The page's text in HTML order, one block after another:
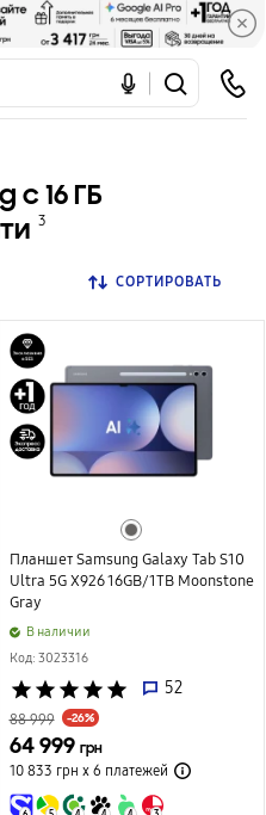
с 16 ГБ
3
СОРТИРОВАТЬ
Планшет Samsung Galaxy Tab S10
Ultra 5G X926 16GB/1TB Moonstone
Gray
B наличии
Код: 3023316
star star star star star 52
88 999 -26%
64 999 грн
10 833 грн х 6 платежей